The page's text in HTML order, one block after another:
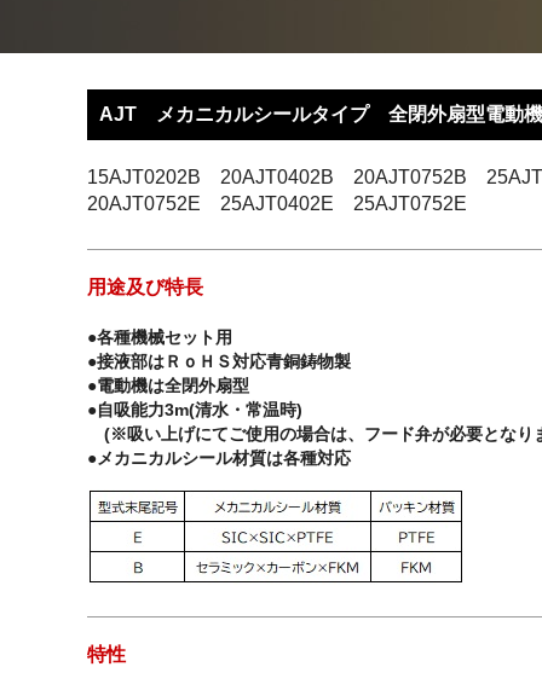
AJT メカニカルシールタイプ 全閉外扇型電動機
15AJT0202B 20AJT0402B 20AJT0752B
20AJT0752E 25AJT0402E 25AJT0752E
用途及び特長
●各種機械セット用
●接液部はＲｏＨＳ対応青銅鋳物製
●電動機は全閉外扇型
●自吸能力3m(清水・常温時)
(※吸い上げにてご使用の場合は、フード弁が必要となり
●メカニカルシール材質は各種対応
特性